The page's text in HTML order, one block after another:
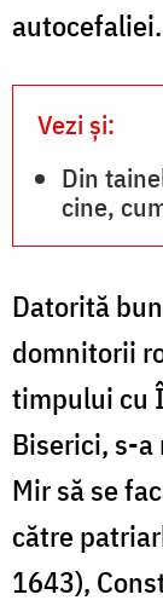
autocefaliei.
Vezi și:
Din
cine,
Datorită
domnitorii
timpului cu
Biserici, s-
Mir să se
către
1643),